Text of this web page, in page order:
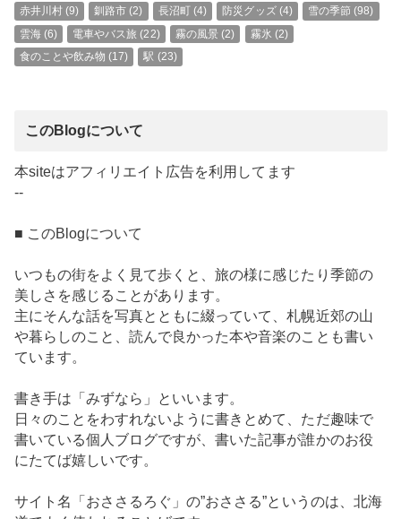
赤井川村(9) 釧路市 (2) 長沼町(4) 防災グッズ(4) 雪の季節 (98)
雲海(6) 電車やバス旅 (22) 霧の風景 (2) 霧氷 (2)
食のことや飲み物 (17) 駅 (23)
このBlogについて
本siteはアフィリエイト広告を利用してます
--
■ このBlogについて
いつもの街をよく見て歩くと、旅の様に感じたり季節の
美しさを感じることがあります。
主にそんな話を写真とともに綴っていて、札幌近郊の山
や暮らしのこと、読んで良かった本や音楽のことも書い
ています。
書き手は「みずなら」といいます。
日々のことをわすれないように書きとめて、ただ趣味で
書いている個人ブログですが、書いた記事が誰かのお役
にたてば嬉しいです。
サイト名「おささるろぐ」の”おささる”というのは、北海